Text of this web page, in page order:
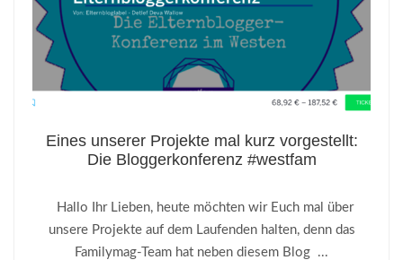
Eines unserer Projekte mal kurz vorgestellt:
Die Bloggerkonferenz #westfam
Hallo Ihr Lieben, heute möchten wir Euch mal über
unsere Projekte auf dem Laufenden halten, denn das
Familymag-Team hat neben diesem Blog ...